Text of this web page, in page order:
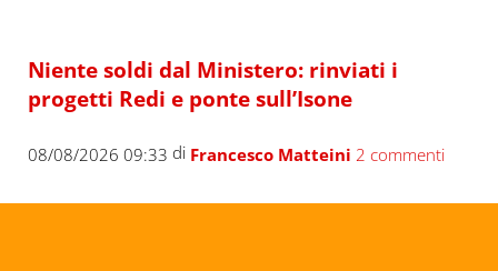
Niente soldi dal Ministero: rinviati i
progetti Redi e ponte sull’Isone
08/08/2026 09:33 di Francesco Matteini 2 commenti